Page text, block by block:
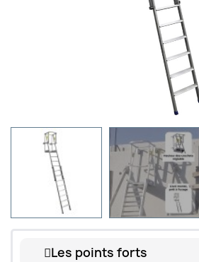
Les points forts